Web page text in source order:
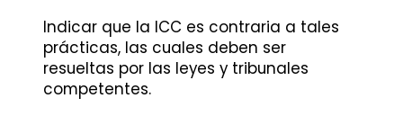
Indicar que la ICC es contraria a tales
prácticas, las cuales deben ser
resueltas por las leyes y tribunales
competentes.